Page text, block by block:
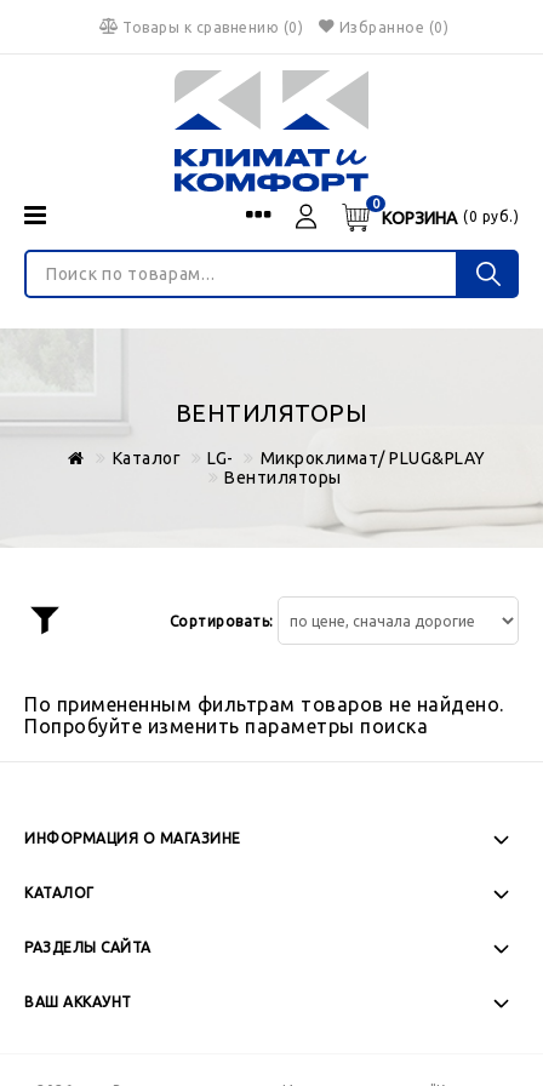
Товары к сравнению (0) Избранное (0)
Menu
Войти
€ руб.
КОРЗИНА
0
(0 руб.)
О нас
НЕ ЯВЛЯЕТСЯ ПУБЛИЧНОЙ ОФЕРТОЙ
Доставка и оплата
Блог
ВЕНТИЛЯТОРЫ
Каталог LG-
Микроклимат/ PLUG&PLAY
Вентиляторы
Сортировать:
По примененным фильтрам товаров не найдено.
Попробуйте изменить параметры поиска
ИНФОРМАЦИЯ О МАГАЗИНЕ
Сб-Вс: Выходной
КАТАЛОГ
РАЗДЕЛЫ САЙТА
ВАШ АККАУНТ